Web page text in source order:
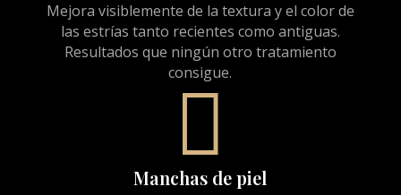
Mejora visiblemente de la textura y el color de
las estrías tanto recientes como antiguas.
Resultados que ningún otro tratamiento
consigue.

Manchas de piel